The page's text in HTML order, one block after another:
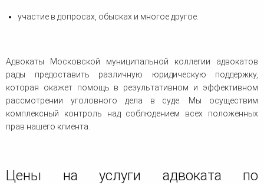
участие в допросах, обысках и многое другое.
Адвокаты Московской муниципальной коллегии адвокатов
рады предоставить различную юридическую поддержку,
которая окажет помощь в результативном и эффективном
рассмотрении уголовного дела в суде. Мы осуществим
комплексный контроль над соблюдением всех положенных
прав нашего клиента.
Цены на услуги адвоката по